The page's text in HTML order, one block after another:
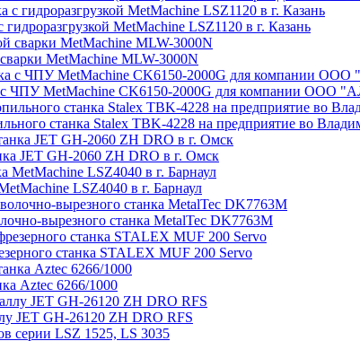
MetMachine LSZ1120 в г. Казань
MetMachine MLW-3000N
с ЧПУ MetMachine CK6150-2000G для компании
станка Stalex TBK-4228 на предприятие во
JET GH-2060 ZH DRO в г. Омск
LSZ4040 в г. Барнаул
вырезного станка MetalTec DK7763M
станка STALEX MUF 200 Servo
Aztec 6266/1000
JET GH-26120 ZH DRO RFS